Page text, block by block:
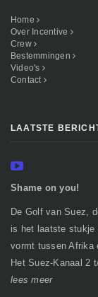
Home
Over Incentive
Crew
Bestemmingen
Video's
Contact
LAATSTE
Shame on you!
De Golf van Suez,
is het laatste stukje
vormt tussen Afrika
Het Suez-Kanaal 2
lees meer